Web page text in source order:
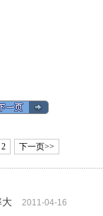
2 下一页>>
大
2011-04-16